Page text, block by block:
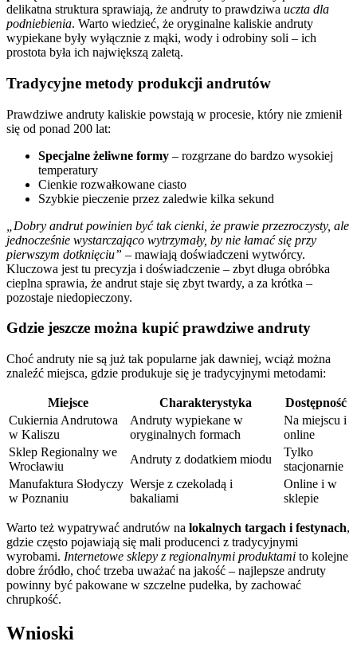
delikatna struktura sprawiają, że andruty to prawdziwa uczta dla
podniebienia. Warto wiedzieć, że oryginalne kaliskie andruty
wypiekane były wyłącznie z mąki, wody i odrobiny soli – ich
prostota była ich największą zaletą.
Tradycyjne metody produkcji andrutów
Prawdziwe andruty kaliskie powstają w procesie, który nie zmienił
się od ponad 200 lat:
Specjalne żeliwne formy – rozgrzane do bardzo wysokiej
temperatury
Cienkie rozwałkowane ciasto
Szybkie pieczenie przez zaledwie kilka sekund
„Dobry andrut powinien być tak cienki, że prawie przezroczysty, ale
jednocześnie wystarczająco wytrzymały, by nie łamać się przy
pierwszym dotknięciu” – mawiają doświadczeni wytwórcy.
Kluczowa jest tu precyzja i doświadczenie – zbyt długa obróbka
cieplna sprawia, że andrut staje się zbyt twardy, a za krótka –
pozostaje niedopieczony.
Gdzie jeszcze można kupić prawdziwe andruty
Choć andruty nie są już tak popularne jak dawniej, wciąż można
znaleźć miejsca, gdzie produkuje się je tradycyjnymi metodami:
Miejsce Charakterystyka
Dostępność
Cukiernia Andrutowa
w Kaliszu
Andruty wypiekane w
oryginalnych formach
Na miejscu i
online
Sklep Regionalny we
Wrocławiu
Andruty z dodatkiem miodu
Tylko
stacjonarnie
Manufaktura Słodyczy
w Poznaniu
Wersje z czekoladą i
bakaliami
Online i w
sklepie
Warto też wypatrywać andrutów na lokalnych targach i festynach,
gdzie często pojawiają się mali producenci z tradycyjnymi
wyrobami. Internetowe sklepy z regionalnymi produktami to kolejne
dobre źródło, choć trzeba uważać na jakość – najlepsze andruty
powinny być pakowane w szczelne pudełka, by zachować
chrupkość.
Wnioski